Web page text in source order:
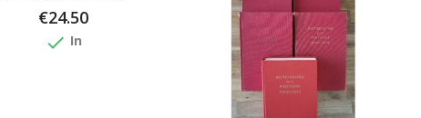
€24.50
done In